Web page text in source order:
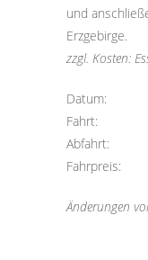
und
Erzgebirge.
zzgl. Kosten:
Fahrt:
Abfahrt:
Änderungen